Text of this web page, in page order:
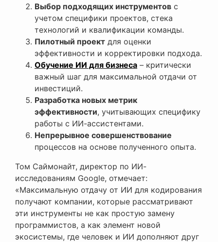
Выбор подходящих инструментов с
учетом специфики проектов, стека
технологий и квалификации команды.
Пилотный проект для оценки
эффективности и корректировки подхода.
Обучение ИИ для бизнеса – критически
важный шаг для максимальной отдачи от
инвестиций.
Разработка новых метрик
эффективности, учитывающих специфику
работы с ИИ-ассистентами.
Непрерывное совершенствование
процессов на основе полученного опыта.
Том Саймонайт, директор по ИИ-
исследованиям Google, отмечает:
«Максимальную отдачу от ИИ для кодирования
получают компании, которые рассматривают
эти инструменты не как простую замену
программистов, а как элемент новой
экосистемы, где человек и ИИ дополняют друг